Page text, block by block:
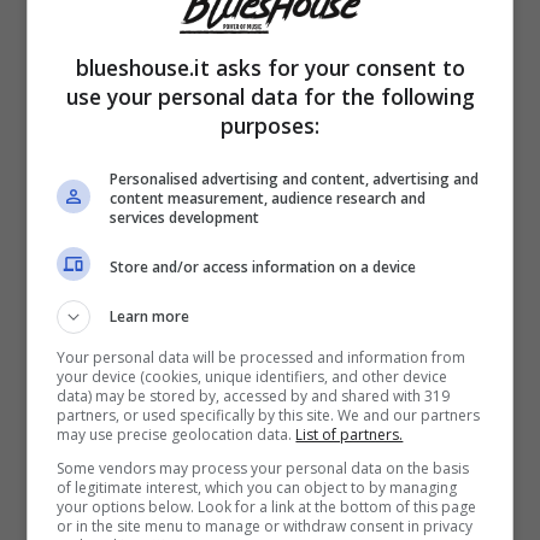
contare su Tancredi.
Ma cosa succederà nel prossimo episodio?
sul futuro con Maria poiché
i due pare abbiano intenzioni e aspettative
diverse sull’avvenire. Un altro tema degli
ultimi episodi è stato quello di Flora che ha
deciso di ottenere il ruolo di presidentessa
del Circolo.
Per quanto riguarda le anticipazioni
finalmente arriva il giorno delle nozze tra Ezio
e Gloria ma bisogna decidere sulla possibilità
blueshouse.it asks for your consent to
use your personal data for the following
purposes:
Personalised advertising and content, advertising and
content measurement, audience research and
services development
Store and/or access information on a device
Learn more
Your personal data will be processed and information from
your device (cookies, unique identifiers, and other device
data) may be stored by, accessed by and shared with 319
partners, or used specifically by this site. We and our partners
may use precise geolocation data. List of partners.
Some vendors may process your personal data on the basis
of legitimate interest, which you can object to by managing
your options below. Look for a link at the bottom of this page
or in the site menu to manage or withdraw consent in privacy